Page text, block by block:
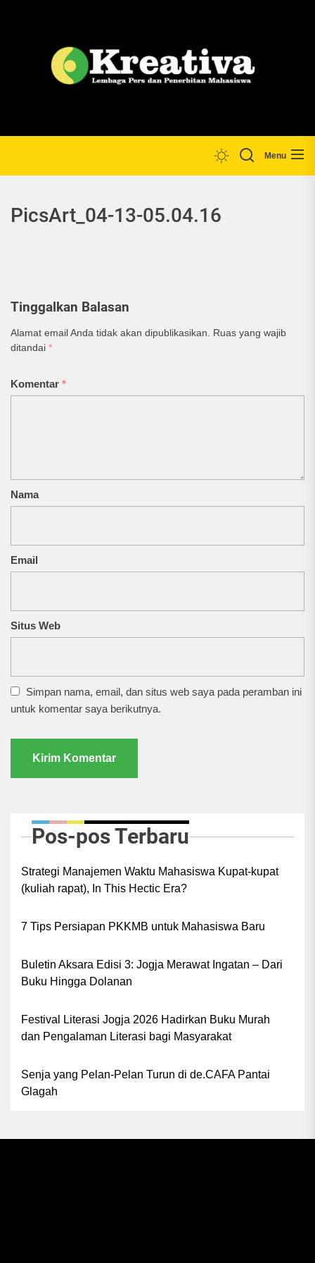
Menu
PicsArt_04-13-05.04.16
Tinggalkan Balasan
Alamat email Anda tidak akan dipublikasikan.
Ruas yang wajib
ditandai *
Komentar *
Nama
Email
Situs Web
Simpan nama, email, dan situs web saya pada peramban ini
untuk komentar saya berikutnya.
Pos-pos Terbaru
Strategi Manajemen Waktu Mahasiswa Kupat-kupat
(kuliah rapat), In This Hectic Era?
7 Tips Persiapan PKKMB untuk Mahasiswa Baru
Buletin Aksara Edisi 3: Jogja Merawat Ingatan – Dari
Buku Hingga Dolanan
Festival Literasi Jogja 2026 Hadirkan Buku Murah
dan Pengalaman Literasi bagi Masyarakat
Senja yang Pelan-Pelan Turun di de.CAFA Pantai
Glagah